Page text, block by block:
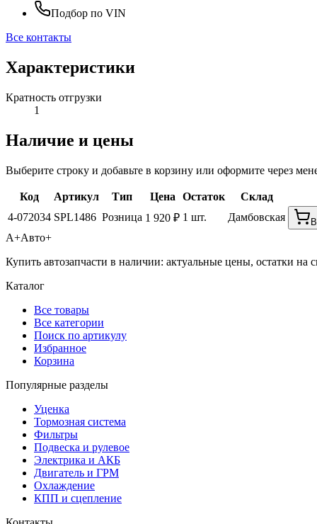
Подбор по VIN
Все контакты
Характеристики
Кратность отгрузки
1
Наличие и цены
Выберите строку и добавьте в корзину или оформите через
Код Артикул Тип Цена Остаток
Склад
4-072034 SPL1486 Розница 1 920 ₽ 1 шт. Дамбовская
А+Авто+
Купить автозапчасти в наличии: актуальные цены, остатки
Каталог
Все товары
Все категории
Поиск по артикулу
Избранное
Корзина
Популярные разделы
Уценка
Тормозная система
Фильтры
Подвеска и рулевое
Электрика и АКБ
Двигатель и ГРМ
Охлаждение
КПП и сцепление